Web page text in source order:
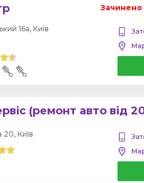
Зачинено
16а, Київ
(ремонт авто від
20, Київ